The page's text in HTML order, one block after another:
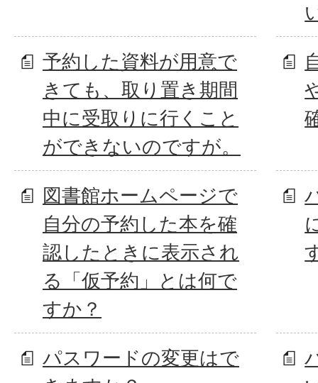
予約した資料が用意で
きても、取り置き期間
中に受取りに行くこと
ができないのですが。
図書館ホームページで
自分の予約した本を確
認したときに表示され
る「仮予約」とは何で
すか？
パスワードの変更はで